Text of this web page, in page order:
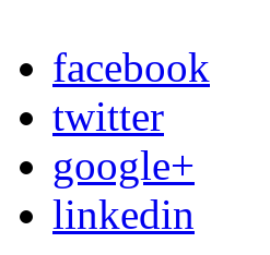
facebook
twitter
google+
linkedin